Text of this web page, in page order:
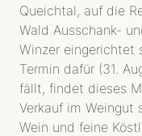
Queichtal, auf die
Wald Ausschank-
Winzer eingerichtet
Termin dafür (31.
fällt, findet dieses
Verkauf im Weingut
Wein und feine